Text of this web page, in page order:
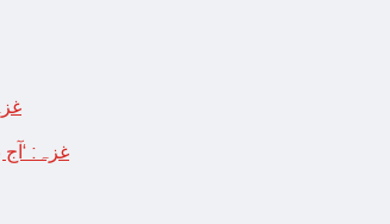
غزہ: